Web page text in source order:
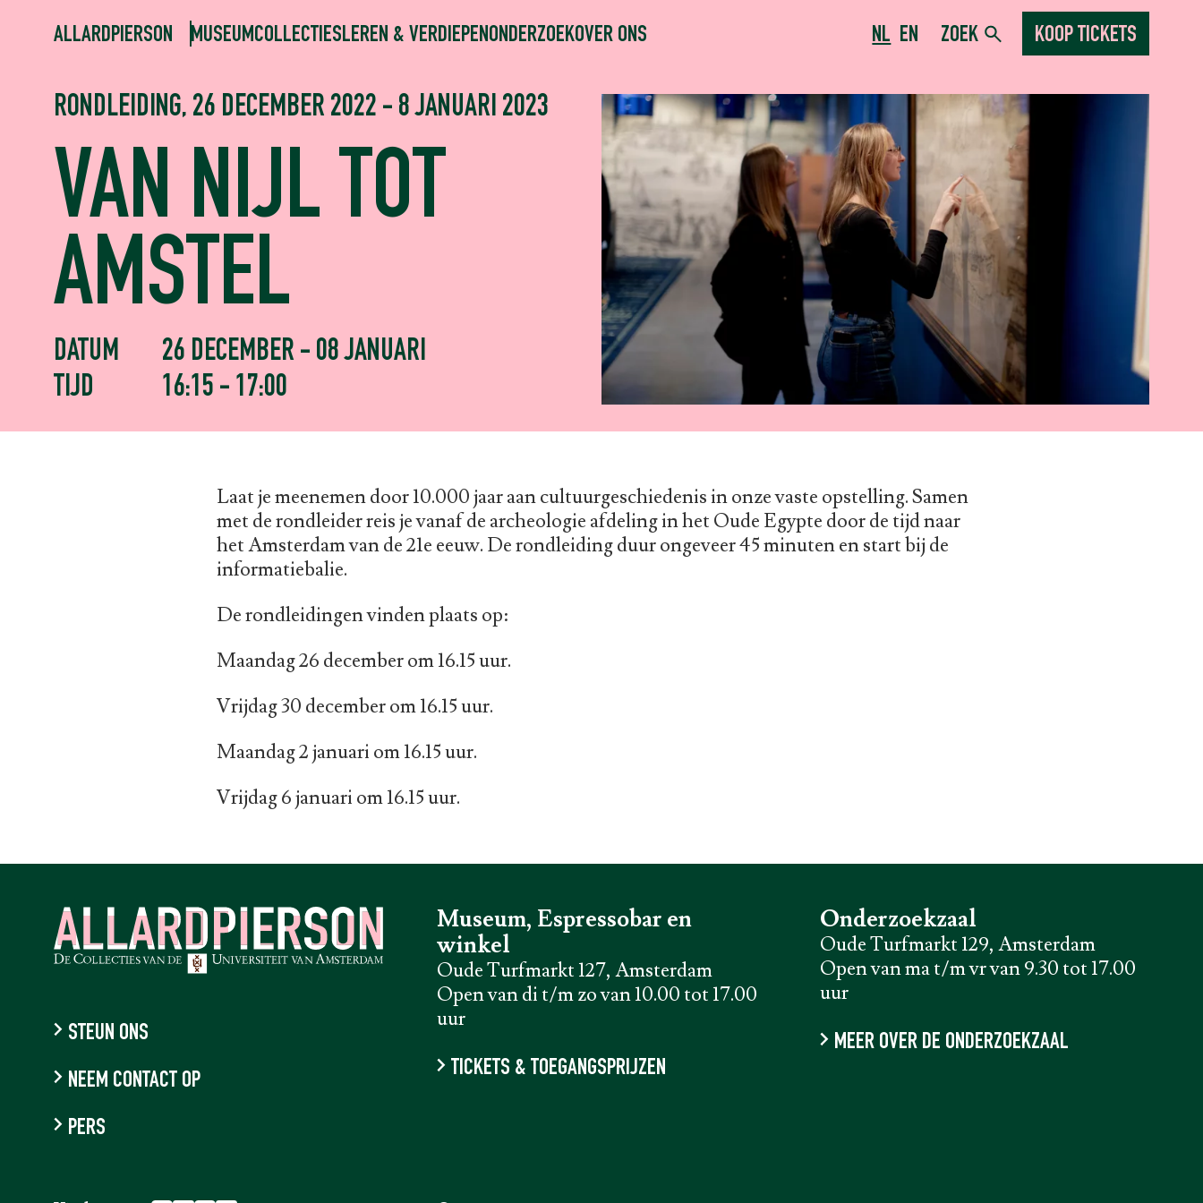
ALLARDPIERSON MUSEUMCOLLECTIESLEREN & VERDIEPENONDERZOEKOVER ONS NL EN ZOEK KOOP TICKETS
RONDLEIDING, 26 DECEMBER 2022 - 8 JANUARI 2023
VAN NIJL TOT
AMSTEL
DATUM
26 DECEMBER - 08 JANUARI
TIJD
16:15 - 17:00
Laat je meenemen door 10.000 jaar aan cultuurgeschiedenis in onze vaste opstelling. Samen
met de rondleider reis je vanaf de archeologie afdeling in het Oude Egypte door de tijd naar
het Amsterdam van de 21e eeuw. De rondleiding duur ongeveer 45 minuten en start bij de
informatiebalie.
De rondleidingen vinden plaats op:
Maandag 26 december om 16.15 uur.
Vrijdag 30 december om 16.15 uur.
Maandag 2 januari om 16.15 uur.
Vrijdag 6 januari om 16.15 uur.
STEUN ONS
NEEM CONTACT OP
PERS
Museum, Espressobar en
winkel
Oude Turfmarkt 127, Amsterdam
Open van di t/m zo van 10.00 tot 17.00
uur
TICKETS & TOEGANGSPRIJZEN
Onderzoekzaal
Oude Turfmarkt 129, Amsterdam
Open van ma t/m vr van 9.30 tot 17.00
uur
MEER OVER DE ONDERZOEKZAAL